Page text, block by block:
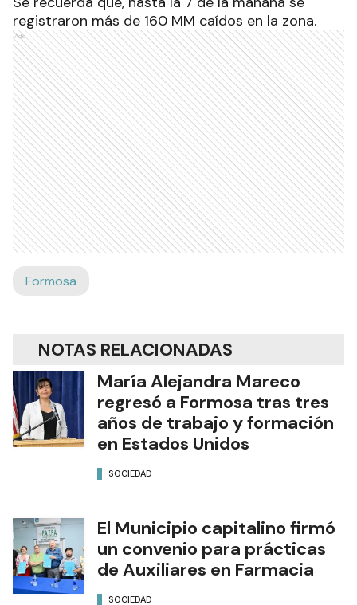
registraron más de 160 MM caídos en la zona.
Ads
Formosa
NOTAS RELACIONADAS
María Alejandra Mareco
regresó a Formosa tras tres
años de trabajo y formación
en Estados Unidos
SOCIEDAD
El Municipio capitalino firmó
un convenio para prácticas
de Auxiliares en Farmacia
SOCIEDAD